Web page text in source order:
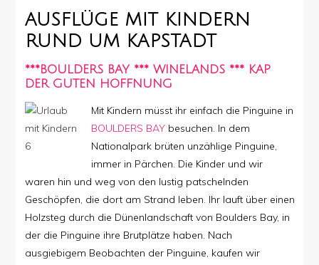
AUSFLÜGE MIT KINDERN
RUND UM KAPSTADT
***BOULDERS BAY *** WINELANDS *** KAP
DER GUTEN HOFFNUNG
Mit Kindern müsst ihr einfach die Pinguine in
BOULDERS BAY besuchen. In dem
Nationalpark brüten unzählige Pinguine,
immer in Pärchen. Die Kinder und wir
waren hin und weg von den lustig patschelnden
Geschöpfen, die dort am Strand leben. Ihr lauft über einen
Holzsteg durch die Dünenlandschaft von Boulders Bay, in
der die Pinguine ihre Brutplätze haben. Nach
ausgiebigem Beobachten der Pinguine, kaufen wir